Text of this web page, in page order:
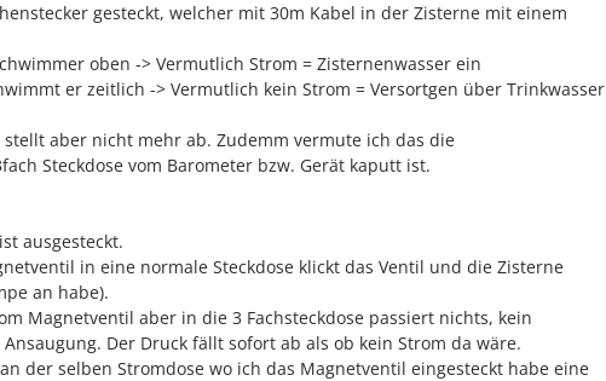
gesteckt, welcher mit 30m Kabel in der Zisterne mit einem
oben -> Vermutlich Strom = Zisternenwasser ein
er zeitlich -> Vermutlich kein Strom = Versortgen über Trinkwasser
aber nicht mehr ab. Zudemm vermute ich das die
Steckdose vom Barometer bzw. Gerät kaputt ist.
ausgesteckt.
in eine normale Steckdose klickt das Ventil und die Zisterne
an habe).
Magnetventil aber in die 3 Fachsteckdose passiert nichts, kein
Der Druck fällt sofort ab als ob kein Strom da wäre.
der selben Stromdose wo ich das Magnetventil eingesteckt habe eine